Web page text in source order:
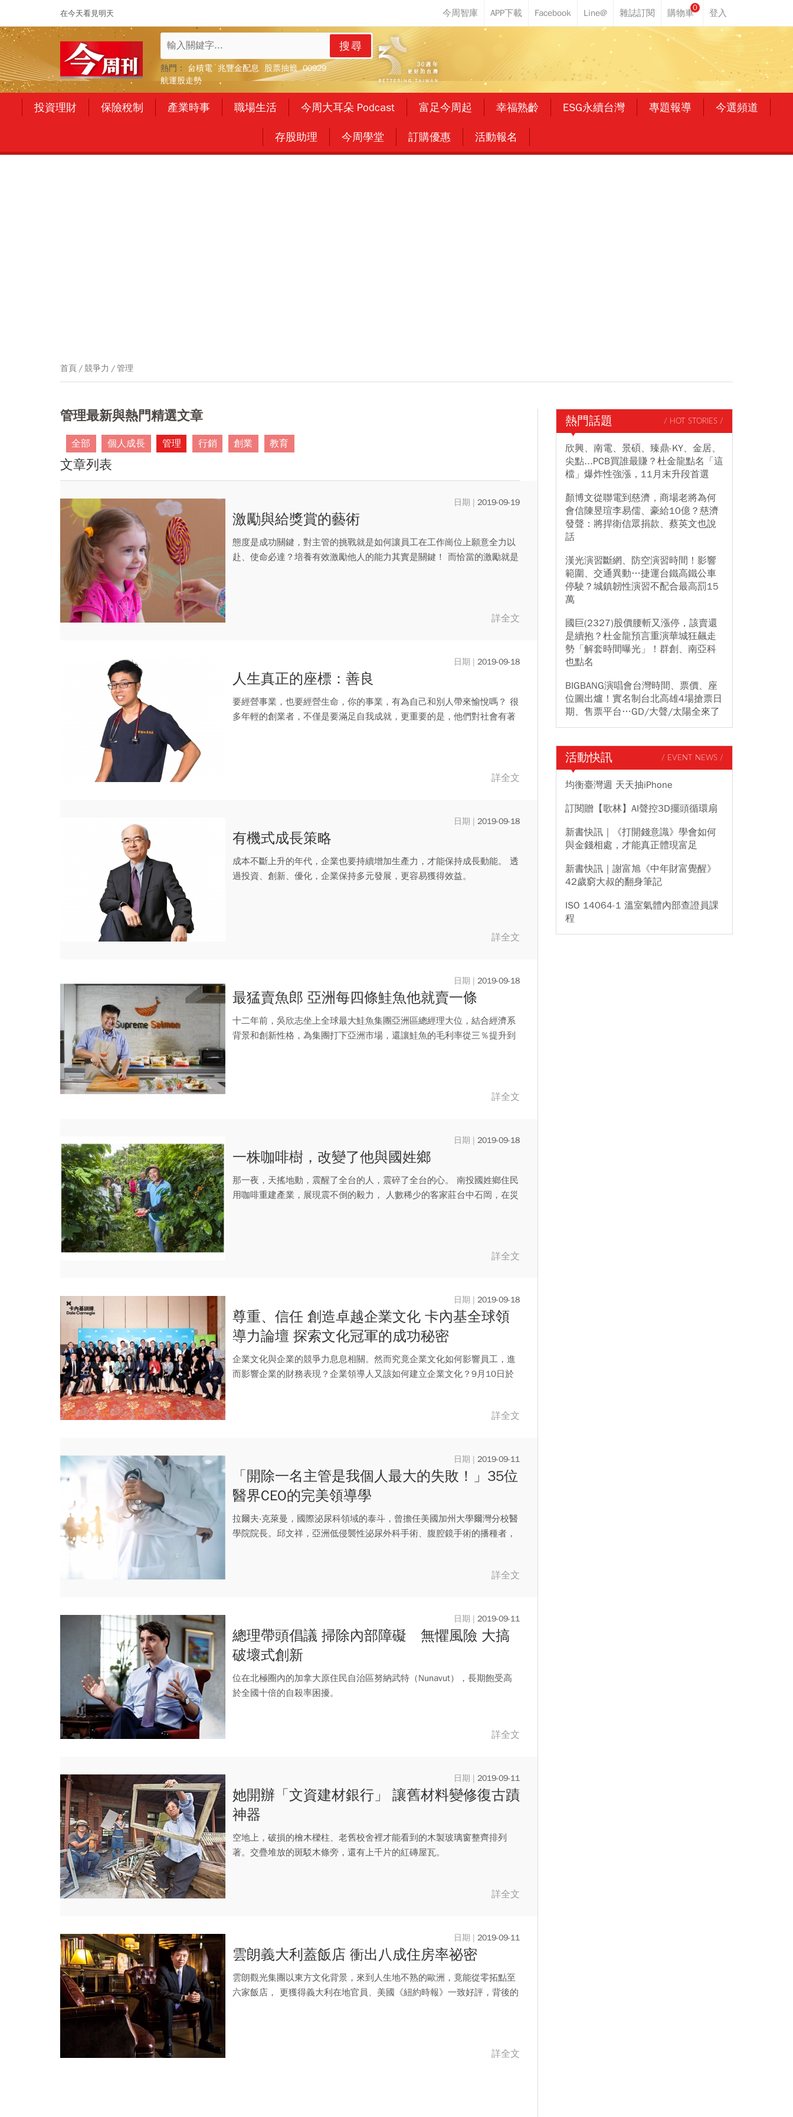
在今天看見明天
0
搜尋
熱門： 台積電 兆豐金配息 股票抽籤 00929
航運股走勢
投資理財 保險稅制 產業時事 職場生活 今周大耳朵 Podcast 富足今周起 幸福熟齡 ESG永續台灣 專題報導 今選頻道
存股助理 今周學堂 訂購優惠 活動報名
首頁 競爭力 管理
管理最新與熱門精選文章
全部 個人成長 管理 行銷 創業 教育
文章列表
2019-09-19
激勵與給獎賞的藝術
態度是成功關鍵，對主管的挑戰就是如何讓員工在工作崗位上願意全力以
赴、使命必達？培養有效激勵他人的能力其實是關鍵！ 而恰當的激勵就是
詳全文
2019-09-18
人生真正的座標：善良
要經營事業，也要經營生命，你的事業，有為自己和別人帶來愉悅嗎？ 很
多年輕的創業者，不僅是要滿足自我成就，更重要的是，他們對社會有著
詳全文
2019-09-18
有機式成長策略
成本不斷上升的年代，企業也要持續增加生產力，才能保持成長動能。 透
過投資、創新、優化，企業保持多元發展，更容易獲得效益。
詳全文
2019-09-18
最猛賣魚郎 亞洲每四條鮭魚他就賣一條
十二年前，吳欣志坐上全球最大鮭魚集團亞洲區總經理大位，結合經濟系
背景和創新性格，為集團打下亞洲市場，還讓鮭魚的毛利率從三％提升到
詳全文
2019-09-18
一株咖啡樹，改變了他與國姓鄉
那一夜，天搖地動，震醒了全台的人，震碎了全台的心。 南投國姓鄉住民
用咖啡重建產業，展現震不倒的毅力， 人數稀少的客家莊台中石岡，在災
詳全文
2019-09-18
尊重、信任 創造卓越企業文化 卡內基全球領
導力論壇 探索文化冠軍的成功秘密
企業文化與企業的競爭力息息相關。然而究竟企業文化如何影響員工，進
而影響企業的財務表現？企業領導人又該如何建立企業文化？9月10日於
詳全文
2019-09-11
「開除一名主管是我個人最大的失敗！」35位
醫界CEO的完美領導學
拉爾夫‧克萊曼，國際泌尿科領域的泰斗，曾擔任美國加州大學爾灣分校醫
學院院長。邱文祥，亞洲低侵襲性泌尿外科手術、腹腔鏡手術的播種者，
詳全文
2019-09-11
總理帶頭倡議 掃除內部障礙 無懼風險 大搞
破壞式創新
位在北極圈內的加拿大原住民自治區努納武特（Nunavut），長期飽受高
於全國十倍的自殺率困擾。
詳全文
2019-09-11
她開辦「文資建材銀行」 讓舊材料變修復古蹟
神器
空地上，破損的檜木樑柱、老舊校舍裡才能看到的木製玻璃窗整齊排列
著。交疊堆放的斑駁木條旁，還有上千片的紅磚屋瓦。
詳全文
2019-09-11
雲朗義大利蓋飯店 衝出八成住房率祕密
雲朗觀光集團以東方文化背景，來到人生地不熟的歐洲，竟能從零拓點至
六家飯店， 更獲得義大利在地官員、美國《紐約時報》一致好評，背後的
詳全文
熱門話題 / HOT STORIES /
欣興、南電、景碩、臻鼎-KY、金居、
尖點...PCB買誰最賺？杜金龍點名「這
檔」爆炸性強漲，11月末升段首選
顏博文從聯電到慈濟，商場老將為何
會信陳昱瑄李易儒、豪給10億？慈濟
發聲：將捍衛信眾捐款、蔡英文也說
話
漢光演習斷網、防空演習時間！影響
範圍、交通異動…捷運台鐵高鐵公車
停駛？城鎮韌性演習不配合最高罰15
萬
國巨(2327)股價腰斬又漲停，該賣還
是續抱？杜金龍預言重演華城狂飆走
勢「解套時間曝光」！群創、南亞科
也點名
BIGBANG演唱會台灣時間、票價、座
位圖出爐！實名制台北高雄4場搶票日
期、售票平台…GD/大聲/太陽全來了
活動快訊 / EVENT NEWS /
均衡臺灣週 天天抽iPhone
訂閱贈【歌林】AI聲控3D擺頭循環扇
新書快訊｜《打開錢意識》學會如何
與金錢相處，才能真正體現富足
新書快訊｜謝富旭《中年財富覺醒》
42歲窮大叔的翻身筆記
ISO 14064-1 溫室氣體內部查證員課
程